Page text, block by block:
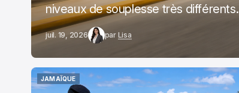
niveaux de souplesse très différents.
juil. 19, 2026 par Lisa
JAMAÏQUE
JAMAÏQUE